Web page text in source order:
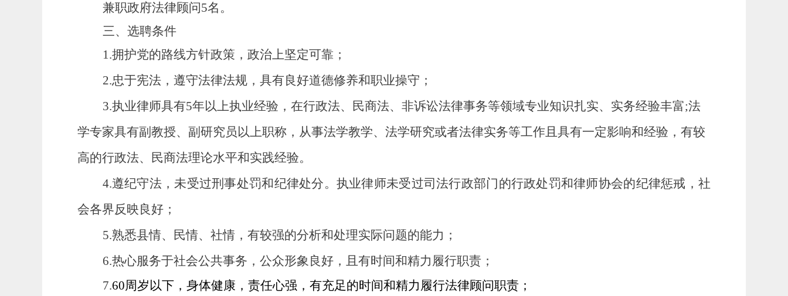
兼职政府法律顾问5名。
三、选聘条件
1.拥护党的路线方针政策，政治上坚定可靠；
2.忠于宪法，遵守法律法规，具有良好道德修养和职业操守；
3.执业律师具有5年以上执业经验，在行政法、民商法、非诉讼法律事务等领域专业知识扎实、实务经验丰富;法
学专家具有副教授、副研究员以上职称，从事法学教学、法学研究或者法律实务等工作且具有一定影响和经验，有较
高的行政法、民商法理论水平和实践经验。
4.遵纪守法，未受过刑事处罚和纪律处分。执业律师未受过司法行政部门的行政处罚和律师协会的纪律惩戒，社
会各界反映良好；
5.熟悉县情、民情、社情，有较强的分析和处理实际问题的能力；
6.热心服务于社会公共事务，公众形象良好，且有时间和精力履行职责；
7.60周岁以下，身体健康，责任心强，有充足的时间和精力履行法律顾问职责；